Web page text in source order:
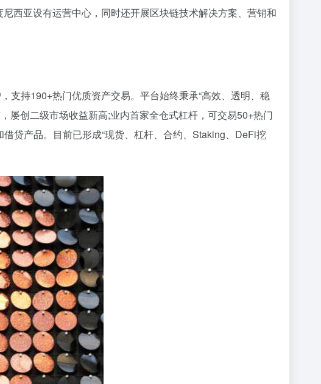
西亚设有运营中心，同时还开展区块链技术解决方案、营销和
支持190+热门优质资产交易。平台始终秉承“高效、透明、稳
屡创二级市场收益新高;业内首家全仓式杠杆，可交易50+热门
贷产品。目前已形成“现货、杠杆、合约、Staking、DeFi挖